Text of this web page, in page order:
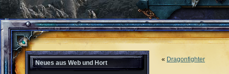
Neues aus Web und Hort « Dragonfighter